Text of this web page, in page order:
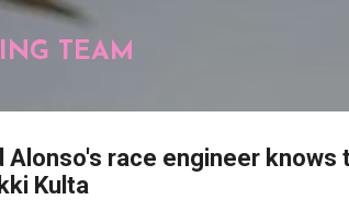
TEAM
Alonso's race engineer
Kulta